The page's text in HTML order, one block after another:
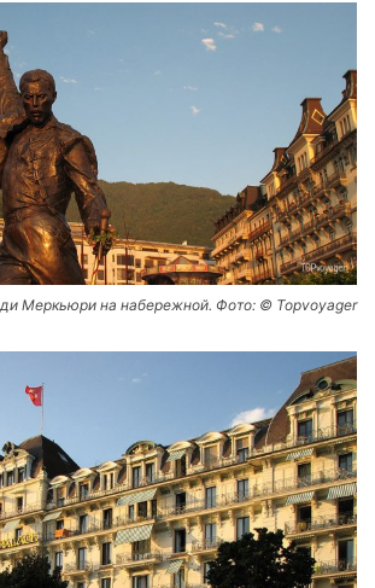
Меркьюри на набережной. Фото: © Topvoyager